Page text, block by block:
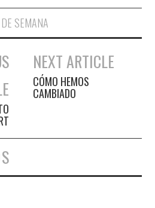
SEMANA
NEXT ARTICLE
CÓMO HEMOS
CAMBIADO